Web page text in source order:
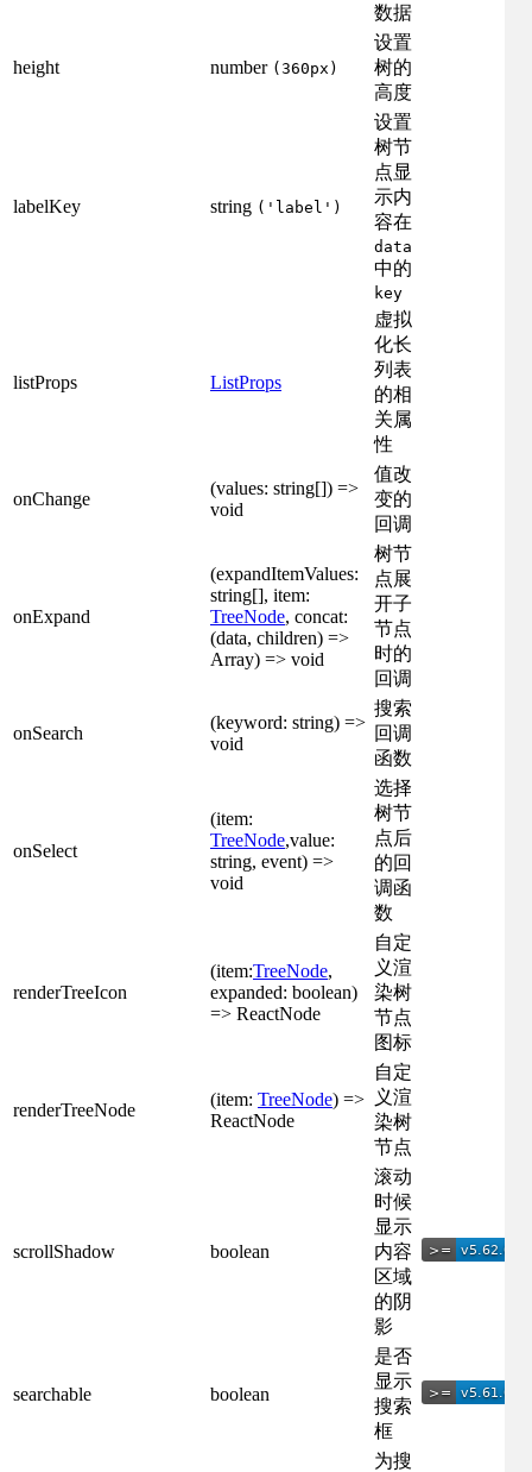
数据
height number (360px)
设置
树的
高度
labelKey string ('label')
设置
树节
点显
示内
容在
data
中的
key
listProps ListProps
虚拟
化长
列表
的相
关属
性
onChange
(values: string[]) =>
void
值改
变的
回调
onExpand
(expandItemValues:
string[], item:
TreeNode, concat:
(data, children) =>
Array) => void
树节
点展
开子
节点
时的
回调
onSearch
(keyword: string) =>
void
搜索
回调
函数
onSelect
(item:
TreeNode,value:
string, event) =>
void
选择
树节
点后
的回
调函
数
renderTreeIcon
(item:TreeNode,
expanded: boolean)
=> ReactNode
自定
义渲
染树
节点
图标
renderTreeNode
(item: TreeNode) =>
ReactNode
自定
义渲
染树
节点
scrollShadow boolean
滚动
时候
显示
内容
区域
的阴
影
searchable boolean
是否
显示
搜索
框
为搜